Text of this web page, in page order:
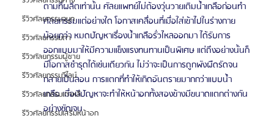
รีวิวศัลยกรรมจมูก
รีวิวศัลยกรรมตา
รีวิวศัลยกรรมผู้ชาย
รีวิวศัลยกรรมวีไลน์
รีวิวศัลยกรรมเกาหลี
รีวิวศัลยกรรมเสริมหน้าอก
ตามที่ผลิตเท่านั้น ศัลยแพทย์ไม่ต้องวุ่นวายเติมน้ำเกลือก่อนทำ
ศัลยกรรมแต่อย่างใด โอกาสเคลื่อนที่เมื่อใส่เข้าไปในร่างกาย
น้อยกว่า หมดปัญหาเรื่องน้ำเกลือรั่วไหลออกมา ได้รับการ
ออกแบบมาให้มีความแข็งแรงทนทานเป็นพิเศษ แต่ถึงอย่างนั้นก็
มีโอกาสชำรุดได้เช่นเดียวกัน ไม่ว่าจะเป็นการถูกพังผืดรัดจน
กลายเป็นลอน การแตกที่ทำให้เกิดอันตรายมากกว่าแบบน้ำ
เกลือ เมื่อมีปัญหาจะทำให้หน้าอกทั้งสองข้างมีขนาดแตกต่างกัน
อย่างชัดเจน